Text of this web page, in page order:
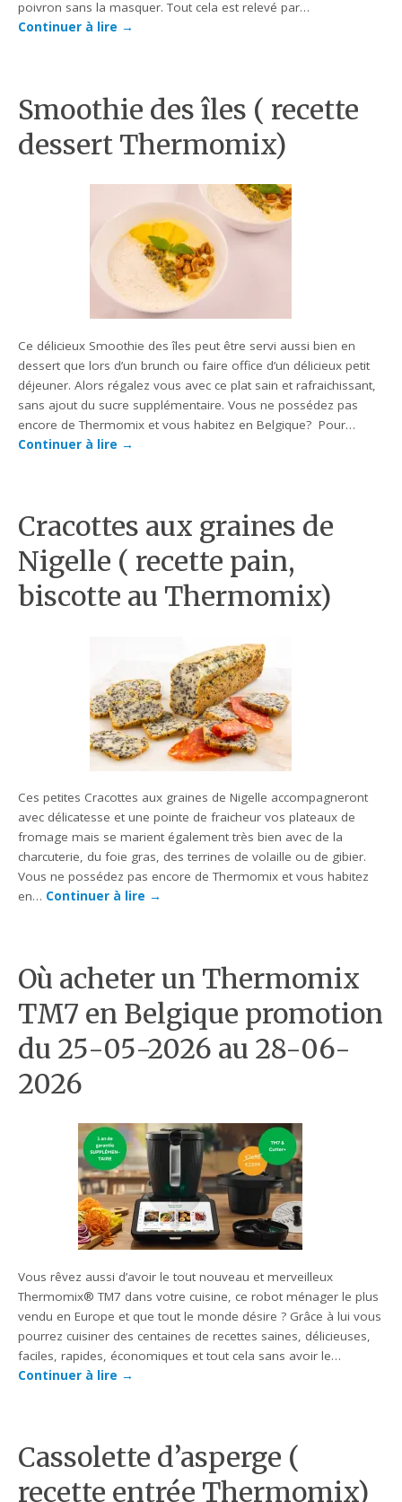
poivron sans la masquer. Tout cela est relevé par…
Continuer à lire →
Smoothie des îles ( recette
dessert Thermomix)
Ce délicieux Smoothie des îles peut être servi aussi bien en
dessert que lors d’un brunch ou faire office d’un délicieux petit
déjeuner. Alors régalez vous avec ce plat sain et rafraichissant,
sans ajout du sucre supplémentaire. Vous ne possédez pas
encore de Thermomix et vous habitez en Belgique? Pour…
Continuer à lire →
Cracottes aux graines de
Nigelle ( recette pain,
biscotte au Thermomix)
Ces petites Cracottes aux graines de Nigelle accompagneront
avec délicatesse et une pointe de fraicheur vos plateaux de
fromage mais se marient également très bien avec de la
charcuterie, du foie gras, des terrines de volaille ou de gibier.
Vous ne possédez pas encore de Thermomix et vous habitez
en… Continuer à lire →
Où acheter un Thermomix
TM7 en Belgique promotion
du 25-05-2026 au 28-06-
2026
Vous rêvez aussi d’avoir le tout nouveau et merveilleux
Thermomix® TM7 dans votre cuisine, ce robot ménager le plus
vendu en Europe et que tout le monde désire ? Grâce à lui vous
pourrez cuisiner des centaines de recettes saines, délicieuses,
faciles, rapides, économiques et tout cela sans avoir le…
Continuer à lire →
Cassolette d’asperge (
recette entrée Thermomix)